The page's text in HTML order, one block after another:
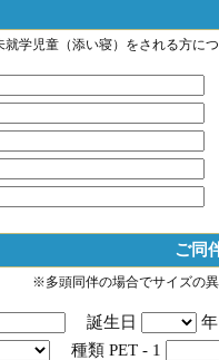
学児童（添い寝）をされる方に
ご同
※多頭同伴の場合でサイズの
誕生日
種類 PET - 1